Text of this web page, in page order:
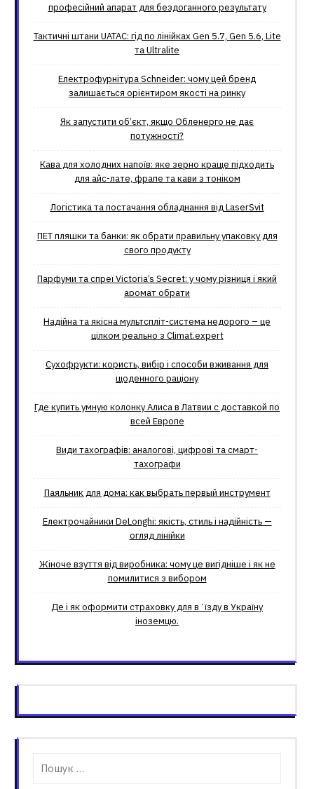
професійний апарат для бездоганного результату
Тактичні штани UATAC: гід по лінійках Gen 5.7, Gen 5.6, Lite
та Ultralite
Електрофурнітура Schneider: чому цей бренд
залишається орієнтиром якості на ринку
Як запустити об’єкт, якщо Обленерго не дає
потужності?
Кава для холодних напоїв: яке зерно краще підходить
для айс-лате, фрапе та кави з тоніком
Логістика та постачання обладнання від LaserSvit
ПЕТ пляшки та банки: як обрати правильну упаковку для
свого продукту
Парфуми та спреї Victoria’s Secret: у чому різниця і який
аромат обрати
Надійна та якісна мультспліт-система недорого – це
цілком реально з Climat.еxpert
Сухофрукти: користь, вибір і способи вживання для
щоденного раціону
Где купить умную колонку Алиса в Латвии с доставкой по
всей Европе
Види тахографів: аналогові, цифрові та смарт-
тахографи
Паяльник для дома: как выбрать первый инструмент
Електрочайники DeLonghi: якість, стиль і надійність —
огляд лінійки
Жіноче взуття від виробника: чому це вигідніше і як не
помилитися з вибором
Де і як оформити страховку для вʼїзду в Україну
іноземцю.